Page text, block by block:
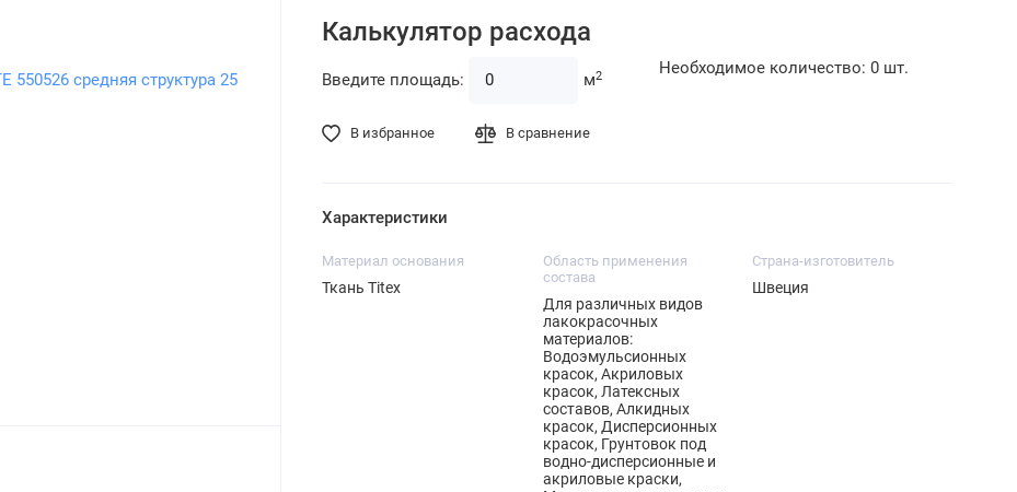
Калькулятор расхода
Введите площадь: м2 Необходимое количество: 0шт.
В избранное В сравнение
Характеристики
Материал основания
Ткань Titex
Область применения
состава
Для различных видов
лакокрасочных
материалов:
Водоэмульсионных
красок, Акриловых
красок, Латексных
составов, Алкидных
красок, Дисперсионных
красок, Грунтовок под
водно-дисперсионные и
акриловые краски,
Страна-изготовитель
Швеция